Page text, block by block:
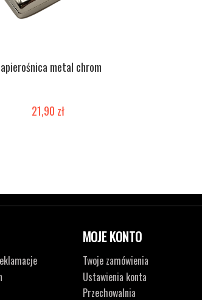
metal chrom
21,90 zł
MOJE KONTO
Twoje zamówienia
Ustawienia konta
Przechowalnia